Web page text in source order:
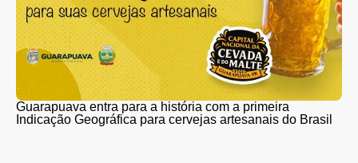
Guarapuava entra para a história com a primeira
Indicação Geográfica para cervejas artesanais do Brasil